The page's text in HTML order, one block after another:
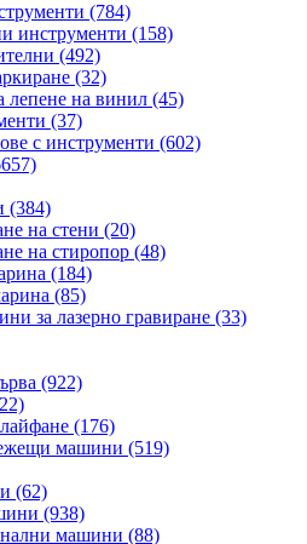
(784)
инструменти (158)
(492)
(32)
лепене на винил (45)
(37)
с инструменти (602)
(384)
на стени (20)
на стиропор (48)
(184)
(85)
за лазерно гравиране (33)
(922)
(176)
машини (519)
(62)
(938)
машини (88)